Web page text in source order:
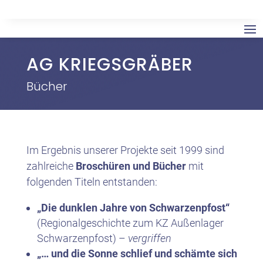
AG KRIEGSGRÄBER
Bücher
Im Ergebnis unserer Projekte seit 1999 sind
zahlreiche Broschüren und Büchermit
folgenden Titeln entstanden:
„Die dunklen Jahre von Schwarzenpfost“
(Regionalgeschichte zum KZ Außenlager
Schwarzenpfost) – vergriffen
„… und die Sonne schlief und schämte sich